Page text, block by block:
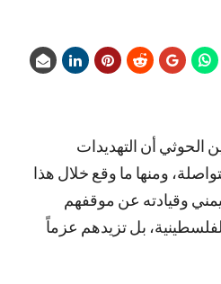
الحوثي أن التهديدات
ومنها ما وقع خلال هذا
وقيادته عن موقفهم
بل تزيدهم عزماً